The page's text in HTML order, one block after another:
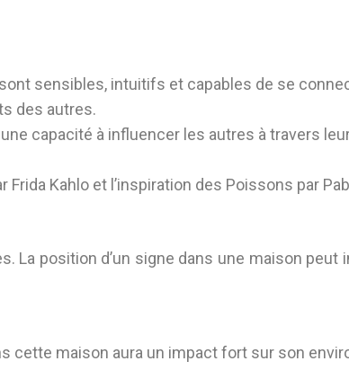
sensibles, intuitifs et capables de se
des autres.
capacité à influencer les autres à travers
Frida Kahlo et l’inspiration des Poissons par
position d’un signe dans une maison
cette maison aura un impact fort sur son